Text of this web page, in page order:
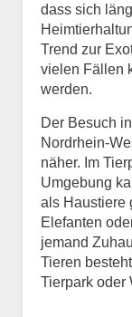
dass sich
Trend zur
vielen Fällen
werden.
Der Besuch
Nordrhein-
näher. Im
Umgebung
als Haustiere
Elefanten
jemand
Tieren
Tierpark oder